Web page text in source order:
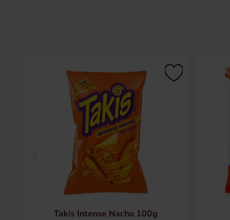
Takis Intense Nacho 100g